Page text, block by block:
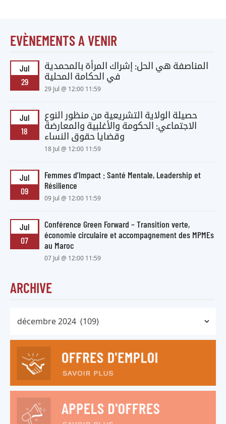
EVÈNEMENTS A VENIR
Jul
29
المناصفة هي الحل: إشراك المرأة بالمحمدية
في الحكامة المحلية
29 Jul @ 12:00 11:59
Jul
18
حصيلة الولاية التشريعية من منظور النوع
الاجتماعي: الحكومة والأغلبية والمعارضة
وقضايا حقوق النساء
18 Jul @ 12:00 11:59
Jul
09
Femmes d’Impact : Santé Mentale, Leadership et
Résilience
09 Jul @ 12:00 11:59
Jul
07
Conférence Green Forward – Transition verte,
économie circulaire et accompagnement des MPMEs
au Maroc
07 Jul @ 12:00 11:59
ARCHIVE